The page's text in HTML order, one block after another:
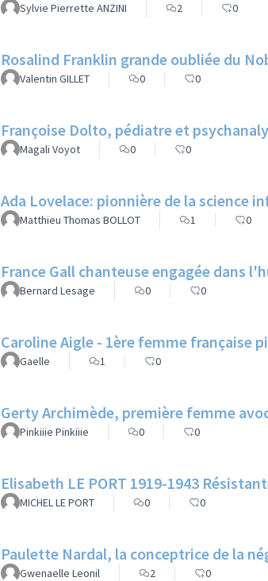
Sylvie Pierrette ANZINI 2 0
Rosalind Franklin grande oubliée du
Valentin GILLET 0 0
Françoise Dolto, pédiatre et
Magali Voyot 0 0
Ada Lovelace: pionnière de la science
Matthieu Thomas BOLLOT 1 0
France Gall chanteuse engagée dans
Bernard Lesage 0 0
Caroline Aigle - 1ère femme française
Gaelle 1 0
Gerty Archimède, première femme
Pinkiiie Pinkiiie 0 0
Elisabeth LE PORT 1919-1943
MICHEL LE PORT 0 0
Paulette Nardal, la conceptrice de la
Gwenaelle Leonil 2 0